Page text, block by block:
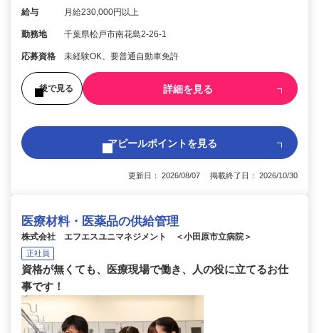
給与 月給230,000円以上
勤務地 千葉県松戸市南花島2-26-1
応募資格 未経験OK、要普通自動車免許
後で見る 詳細を見る
アピールポイントを見る
更新日： 2026/08/07 掲載終了日： 2026/10/30
医療材料・医薬品の供給管理
株式会社 エフエスユニマネジメント ＜小田原市立病院＞
正社員
資格が無くても、医療現場で働き、人の役に立てるお仕
事です！